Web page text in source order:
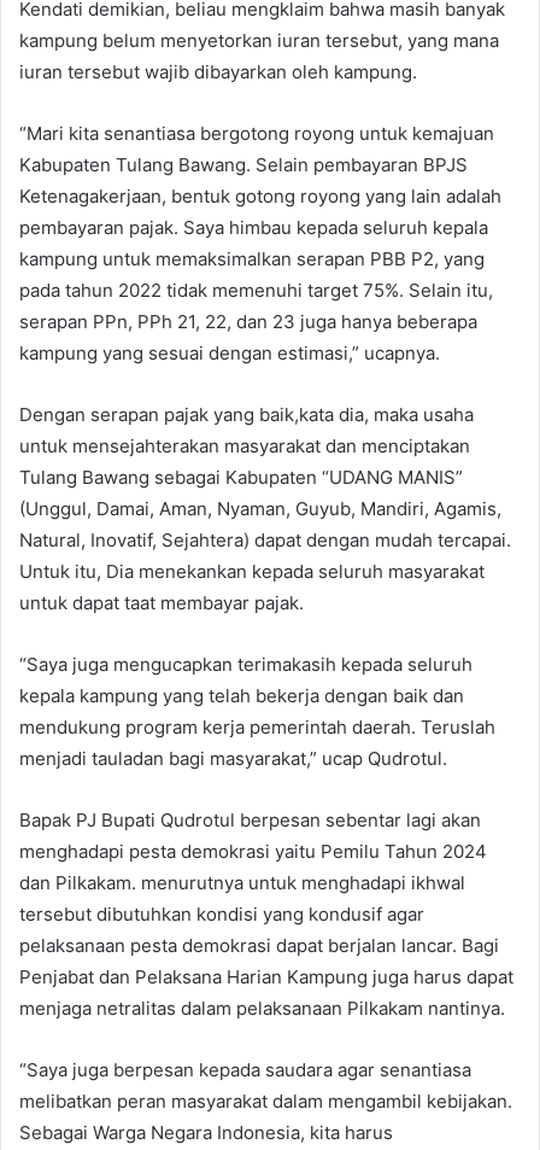
Kendati demikian, beliau mengklaim bahwa masih banyak
kampung belum menyetorkan iuran tersebut, yang mana
iuran tersebut wajib dibayarkan oleh kampung.
“Mari kita senantiasa bergotong royong untuk kemajuan
Kabupaten Tulang Bawang. Selain pembayaran BPJS
Ketenagakerjaan, bentuk gotong royong yang lain adalah
pembayaran pajak. Saya himbau kepada seluruh kepala
kampung untuk memaksimalkan serapan PBB P2, yang
pada tahun 2022 tidak memenuhi target 75%. Selain itu,
serapan PPn, PPh 21, 22, dan 23 juga hanya beberapa
kampung yang sesuai dengan estimasi,” ucapnya.
Dengan serapan pajak yang baik,kata dia, maka usaha
untuk mensejahterakan masyarakat dan menciptakan
Tulang Bawang sebagai Kabupaten “UDANG MANIS”
(Unggul, Damai, Aman, Nyaman, Guyub, Mandiri, Agamis,
Natural, Inovatif, Sejahtera) dapat dengan mudah tercapai.
Untuk itu, Dia menekankan kepada seluruh masyarakat
untuk dapat taat membayar pajak.
“Saya juga mengucapkan terimakasih kepada seluruh
kepala kampung yang telah bekerja dengan baik dan
mendukung program kerja pemerintah daerah. Teruslah
menjadi tauladan bagi masyarakat,” ucap Qudrotul.
Bapak PJ Bupati Qudrotul berpesan sebentar lagi akan
menghadapi pesta demokrasi yaitu Pemilu Tahun 2024
dan Pilkakam. menurutnya untuk menghadapi ikhwal
tersebut dibutuhkan kondisi yang kondusif agar
pelaksanaan pesta demokrasi dapat berjalan lancar. Bagi
Penjabat dan Pelaksana Harian Kampung juga harus dapat
menjaga netralitas dalam pelaksanaan Pilkakam nantinya.
“Saya juga berpesan kepada saudara agar senantiasa
melibatkan peran masyarakat dalam mengambil kebijakan.
Sebagai Warga Negara Indonesia, kita harus